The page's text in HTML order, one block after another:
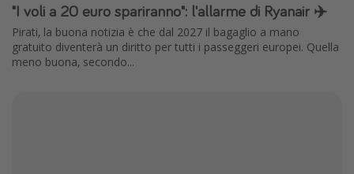
"I voli a 20 euro spariranno": l'allarme di Ryanair ✈️
Pirati, la buona notizia è che dal 2027 il bagaglio a mano
gratuito diventerà un diritto per tutti i passeggeri europei. Quella
meno buona, secondo...